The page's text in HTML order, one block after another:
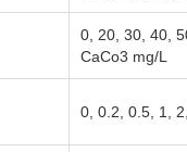
0, 20, 30, 40,
CaCo3 mg/L
0, 0.2, 0.5, 1,